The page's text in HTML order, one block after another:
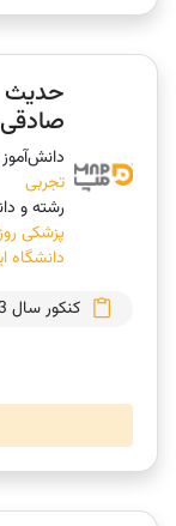
حدیث
صادقی
دانش‌‎آموز رشته
تجربی
رشته و
پزشکی
دانشگاه
کنکور سال 1403